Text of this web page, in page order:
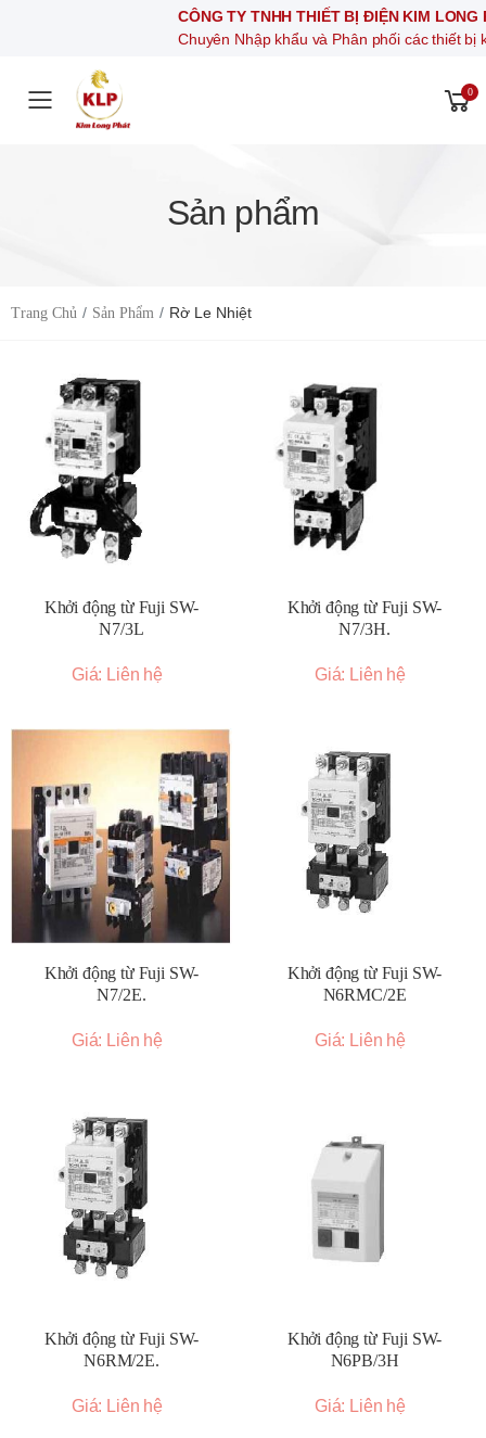
CÔNG TY TNHH THIẾT BỊ ĐIỆN KIM LONG PHÁT
Chuyên Nhập khẩu và Phân phối các thiết bị khí nén,
Toggle mobile menu
0
Sản phẩm
Trang Chủ Sản Phẩm Rờ Le Nhiệt
Khởi động từ Fuji SW-
N7/3L
Giá: Liên hệ
Khởi động từ Fuji SW-
N7/3H.
Giá: Liên hệ
Khởi động từ Fuji SW-
N7/2E.
Giá: Liên hệ
Khởi động từ Fuji SW-
N6RMC/2E
Giá: Liên hệ
Khởi động từ Fuji SW-
N6RM/2E.
Giá: Liên hệ
Khởi động từ Fuji SW-
N6PB/3H
Giá: Liên hệ